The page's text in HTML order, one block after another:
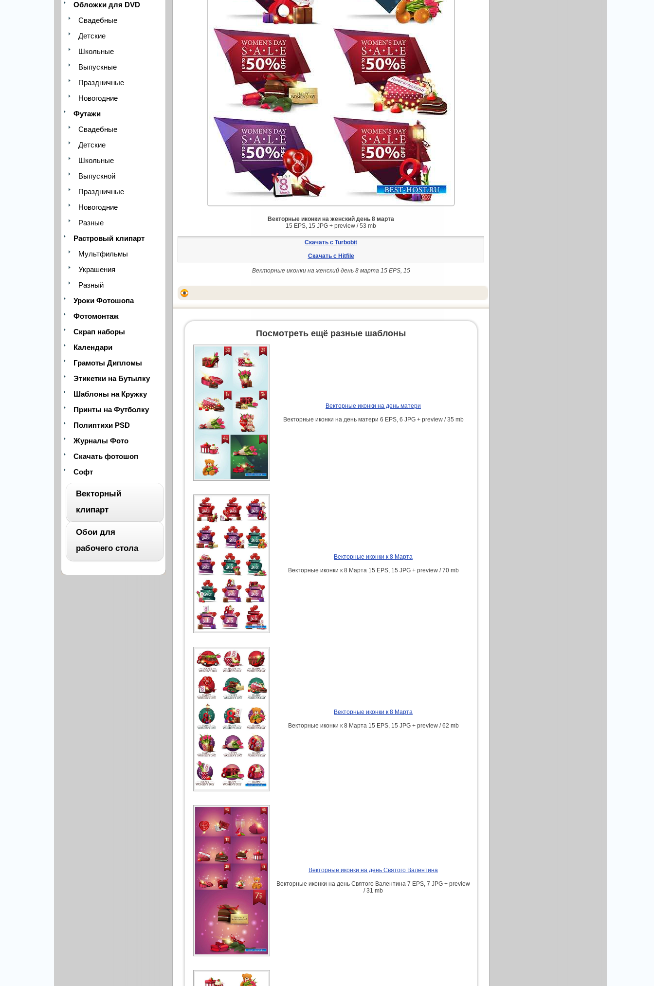
Обложки для DVD
Свадебные
Детские
Школьные
Выпускные
Праздничные
Новогодние
Футажи
Свадебные
Детские
Школьные
Выпускной
Праздничные
Новогодние
Разные
Растровый клипарт
Мультфильмы
Украшения
Разный
Уроки Фотошопа
Фотомонтаж
Скрап наборы
Календари
Грамоты Дипломы
Этикетки на Бутылку
Шаблоны на Кружку
Принты на Футболку
Полиптихи PSD
Журналы Фото
Скачать фотошоп
Софт
Векторный
клипарт
Архитектура
Обои для
рабочего стола
ВСЕ
Векторные иконки на женский день 8 марта
15 EPS, 15 JPG + preview / 53 mb
Скачать с Turbobit
Скачать с Hitfile
Векторные иконки на женский день 8 марта 15 EPS, 15
Посмотреть ещё разные шаблоны
Векторные иконки на день матери
Векторные иконки на день матери 6 EPS, 6 JPG + preview / 35 mb
Векторные иконки к 8 Марта
Векторные иконки к 8 Марта 15 EPS, 15 JPG + preview / 70 mb
Векторные иконки к 8 Марта
Векторные иконки к 8 Марта 15 EPS, 15 JPG + preview / 62 mb
Векторные иконки на день Святого Валентина
Векторные иконки на день Святого Валентина 7 EPS, 7 JPG + preview
/ 31 mb